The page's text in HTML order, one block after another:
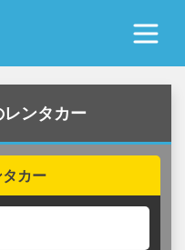
ンタカー
カー